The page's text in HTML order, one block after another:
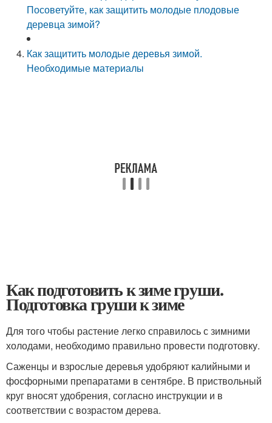
Посоветуйте, как защитить молодые плодовые
деревца зимой?
Как защитить молодые деревья зимой.
Необходимые материалы
Как подготовить к зиме груши.
Подготовка груши к зиме
Для того чтобы растение легко справилось с зимними
холодами, необходимо правильно провести подготовку.
Саженцы и взрослые деревья удобряют калийными и
фосфорными препаратами в сентябре. В приствольный
круг вносят удобрения, согласно инструкции и в
соответствии с возрастом дерева.